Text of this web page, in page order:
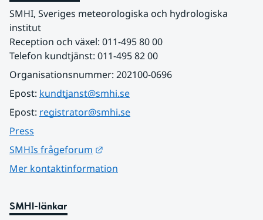
SMHI, Sveriges meteorologiska och hydrologiska
institut
Reception och växel: 011-495 80 00
Telefon kundtjänst: 011-495 82 00
Organisationsnummer: 202100-0696
Epost: kundtjanst@smhi.se
Epost: registrator@smhi.se
Press
SMHIs frågeforum
Mer kontaktinformation
SMHI-länkar